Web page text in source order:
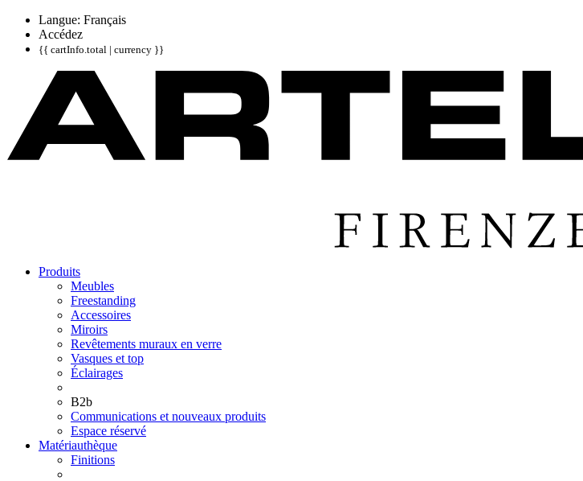
Langue: Français
Accédez
{{ cartInfo.total | currency }}
Produits
Meubles
Freestanding
Accessoires
Miroirs
Revêtements muraux en verre
Vasques et top
Éclairages
B2b
Communications et nouveaux produits
Espace réservé
Matériauthèque
Finitions